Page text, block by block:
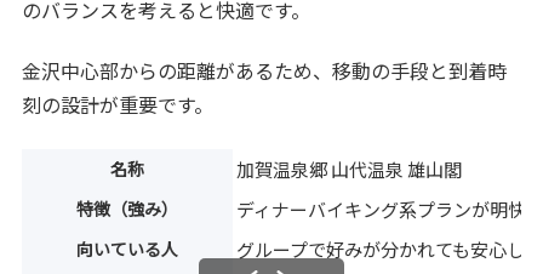
のバランスを考えると快適です。
金沢中心部からの距離があるため、移動の手段と到着時
刻の設計が重要です。
名称 加賀温泉郷 山代温泉 雄山閣
特徴（強み） ディナーバイキング系プランが明快
向いている人 グループで好みが分かれても安心し